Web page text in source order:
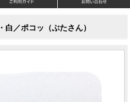
白／ポコッ（ぶたさん）